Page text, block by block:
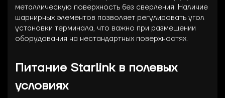
металлическую поверхность без сверления. Наличие
шарнирных элементов позволяет регулировать угол
установки терминала, что важно при размещении
оборудования на нестандартных поверхностях.
Питание Starlink в полевых
условиях